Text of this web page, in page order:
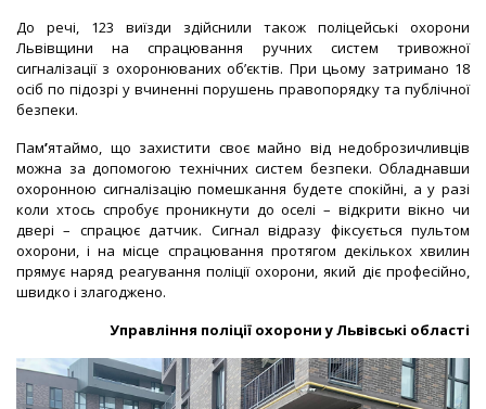
До речі, 123 виїзди здійснили також поліцейські охорони
Львівщини на спрацювання ручних систем тривожної
сигналізації з охоронюваних об’єктів. При цьому затримано 18
осіб по підозрі у вчиненні порушень правопорядку та публічної
безпеки.
Пам’ятаймо, що захистити своє майно від недоброзичливців
можна за допомогою технічних систем безпеки. Обладнавши
охоронною сигналізацію помешкання будете спокійні, а у разі
коли хтось спробує проникнути до оселі – відкрити вікно чи
двері – спрацює датчик. Сигнал відразу фіксується пультом
охорони, і на місце спрацювання протягом декількох хвилин
прямує наряд реагування поліції охорони, який діє професійно,
швидко і злагоджено.
Управління поліції охорони у Львівські області